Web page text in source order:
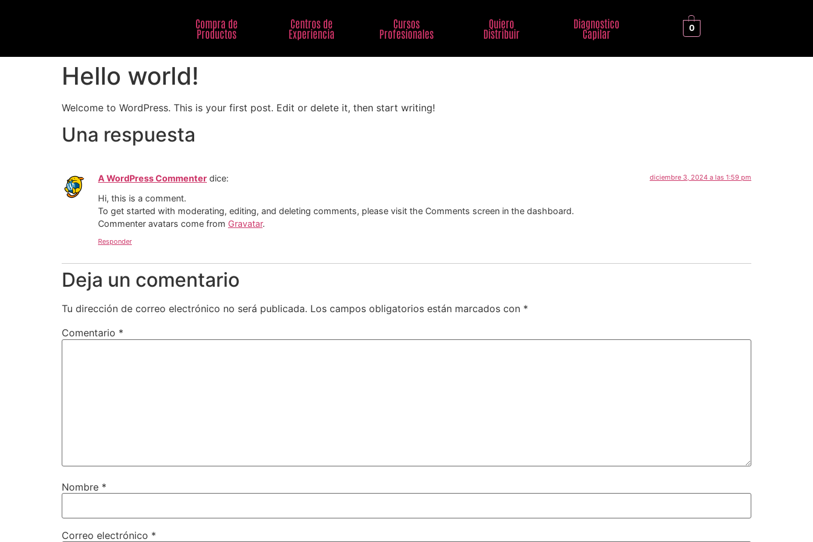
Compra de
Productos
Centros de
Experiencia
Cursos
Profesionales
Quiero
Distribuir
Diagnostico
Capilar 0
Hello world!
Welcome to WordPress. This is your first post. Edit or delete it, then start writing!
Una respuesta
A WordPress Commenter dice: diciembre 3, 2024 a las 1:59 pm
Hi, this is a comment.
To get started with moderating, editing, and deleting comments, please visit the Comments screen in the dashboard.
Commenter avatars come from Gravatar.
Responder
Deja un comentario
Tu dirección de correo electrónico no será publicada. Los campos obligatorios están marcados con *
Comentario *
Nombre *
Correo electrónico *